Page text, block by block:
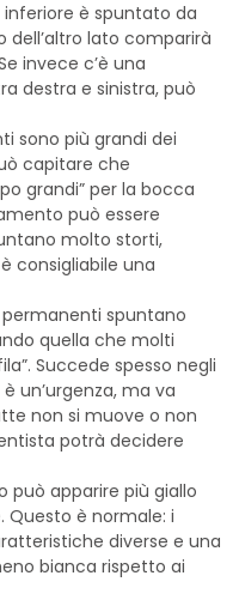
inferiore è spuntato da
dell’altro lato comparirà
invece c’è una
destra e sinistra, può
sono più grandi dei
capitare che
grandi” per la bocca
può essere
molto storti,
consigliabile una
spuntano
quella che molti
Succede spesso negli
un’urgenza, ma va
non si muove o non
potrà decidere
apparire più giallo
è normale: i
diverse e una
bianca rispetto ai